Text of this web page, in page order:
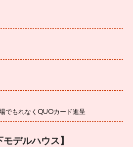
でもれなくQUOカード進呈
デルハウス】